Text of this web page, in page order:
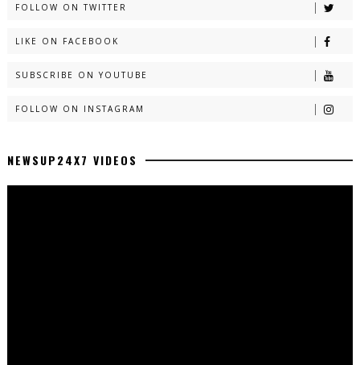
FOLLOW ON TWITTER
LIKE ON FACEBOOK
SUBSCRIBE ON YOUTUBE
FOLLOW ON INSTAGRAM
NEWSUP24X7 VIDEOS